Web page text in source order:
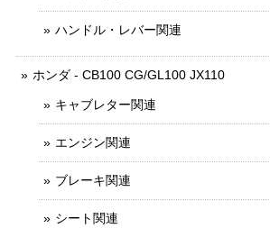
ハンドル・レバー関連
ホンダ - CB100 CG/GL100 JX110
キャブレター関連
エンジン関連
ブレーキ関連
シート関連